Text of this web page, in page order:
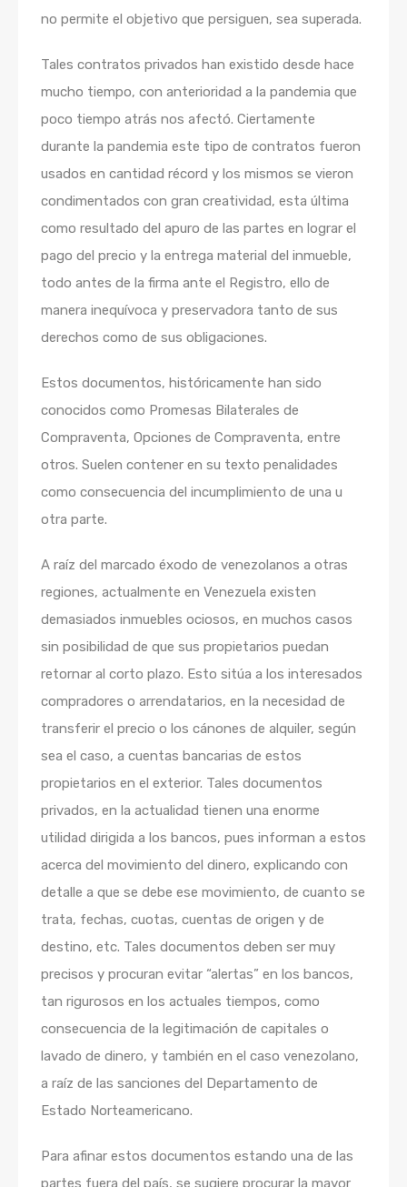
no permite el objetivo que persiguen, sea superada.
Tales contratos privados han existido desde hace
mucho tiempo, con anterioridad a la pandemia que
poco tiempo atrás nos afectó. Ciertamente
durante la pandemia este tipo de contratos fueron
usados en cantidad récord y los mismos se vieron
condimentados con gran creatividad, esta última
como resultado del apuro de las partes en lograr el
pago del precio y la entrega material del inmueble,
todo antes de la firma ante el Registro, ello de
manera inequívoca y preservadora tanto de sus
derechos como de sus obligaciones.
Estos documentos, históricamente han sido
conocidos como Promesas Bilaterales de
Compraventa, Opciones de Compraventa, entre
otros. Suelen contener en su texto penalidades
como consecuencia del incumplimiento de una u
otra parte.
A raíz del marcado éxodo de venezolanos a otras
regiones, actualmente en Venezuela existen
demasiados inmuebles ociosos, en muchos casos
sin posibilidad de que sus propietarios puedan
retornar al corto plazo. Esto sitúa a los interesados
compradores o arrendatarios, en la necesidad de
transferir el precio o los cánones de alquiler, según
sea el caso, a cuentas bancarias de estos
propietarios en el exterior. Tales documentos
privados, en la actualidad tienen una enorme
utilidad dirigida a los bancos, pues informan a estos
acerca del movimiento del dinero, explicando con
detalle a que se debe ese movimiento, de cuanto se
trata, fechas, cuotas, cuentas de origen y de
destino, etc. Tales documentos deben ser muy
precisos y procuran evitar “alertas” en los bancos,
tan rigurosos en los actuales tiempos, como
consecuencia de la legitimación de capitales o
lavado de dinero, y también en el caso venezolano,
a raíz de las sanciones del Departamento de
Estado Norteamericano.
Para afinar estos documentos estando una de las
partes fuera del país, se sugiere procurar la mayor